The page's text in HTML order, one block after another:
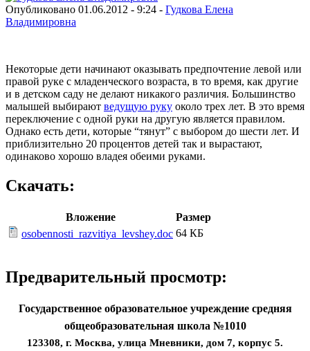
Опубликовано 01.06.2012 - 9:24 - Гудкова Елена
Владимировна
Некоторые дети начинают оказывать предпочтение левой или
правой руке с младенческого возраста, в то время, как другие
и в детском саду не делают никакого различия. Большинство
малышей выбирают ведущую руку около трех лет. В это время
переключение с одной руки на другую является правилом.
Однако есть дети, которые “тянут” с выбором до шести лет. И
приблизительно 20 процентов детей так и вырастают,
одинаково хорошо владея обеими руками.
Скачать:
Вложение
Размер
osobennosti_razvitiya_levshey.doc 64 КБ
Предварительный просмотр:
Государственное образовательное учреждение средняя
общеобразовательная школа №1010
123308, г. Москва, улица Мневники, дом 7, корпус 5.